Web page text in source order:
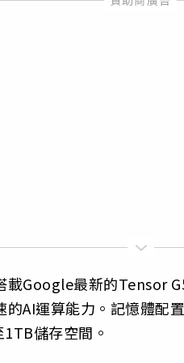
載Google最新的Tensor
AI運算能力。記憶體配
儲存空間。